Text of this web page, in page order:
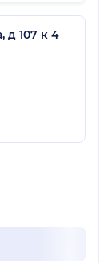
д 107 к 4